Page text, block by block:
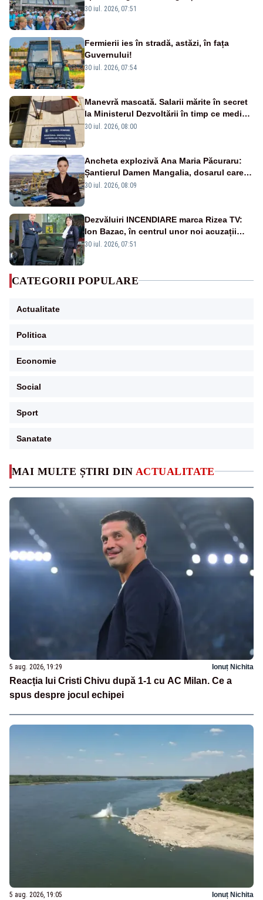
MAI MULTE ȘTIRI DIN ACTUALITATE
5 aug. 2026, 19:29 Ionuț Nichita
Reacția lui Cristi Chivu după 1-1 cu AC Milan. Ce a
spus despre jocul echipei
5 aug. 2026, 19:05 Ionuț Nichita
30 iul. 2026, 07:51
Fermierii ies în stradă, astăzi, în fața
Guvernului!
30 iul. 2026, 07:54
Manevră mascată. Salarii mărite în secret
la Ministerul Dezvoltării în timp ce medicii
ies în stradă
30 iul. 2026, 08:00
Ancheta explozivă Ana Maria Păcuraru:
Șantierul Damen Mangalia, dosarul care
scufundă apărarea României
30 iul. 2026, 08:09
Dezvăluiri INCENDIARE marca Rizea TV:
Ion Bazac, în centrul unor noi acuzații
publice
30 iul. 2026, 07:51
CATEGORII POPULARE
Actualitate
Politica
Economie
Social
Sport
Sanatate